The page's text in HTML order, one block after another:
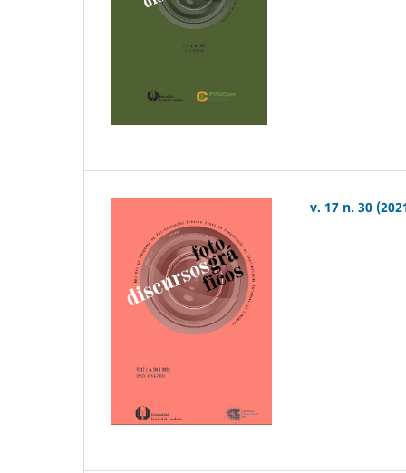
v. 17 n. 30